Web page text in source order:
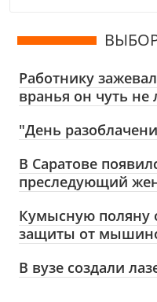
Работнику
вранья он чуть не
"День
В Саратове
преследующий
Кумысную поляну
защиты от
В вузе создали